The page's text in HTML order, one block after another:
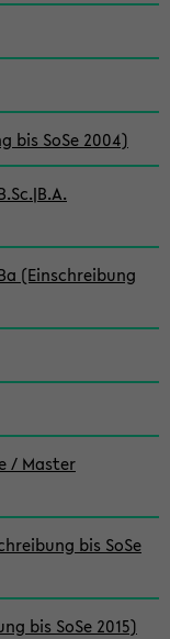
bis SoSe 2004)
(Einschreibung
/ Master
bis SoSe
bis SoSe 2015)